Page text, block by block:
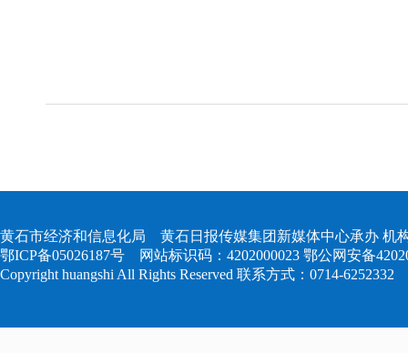
黄石市经济和信息化局 黄石日报传媒集团新媒体中心承办 机
鄂ICP备05026187号 网站标识码：4202000023 鄂公网安备
Copyright huangshi All Rights Reserved 联系方式：0714-6252332